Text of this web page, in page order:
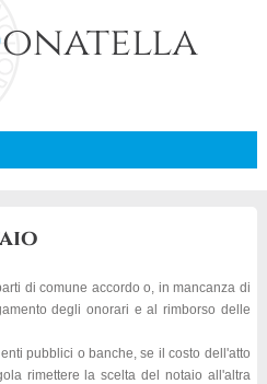
onatella
di comune accordo o, in mancanza di
degli onorari e al rimborso delle
pubblici o banche, se il costo dell'atto
rimettere la scelta del notaio all'altra